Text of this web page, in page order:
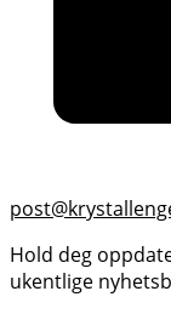
Hold deg
ukentlige